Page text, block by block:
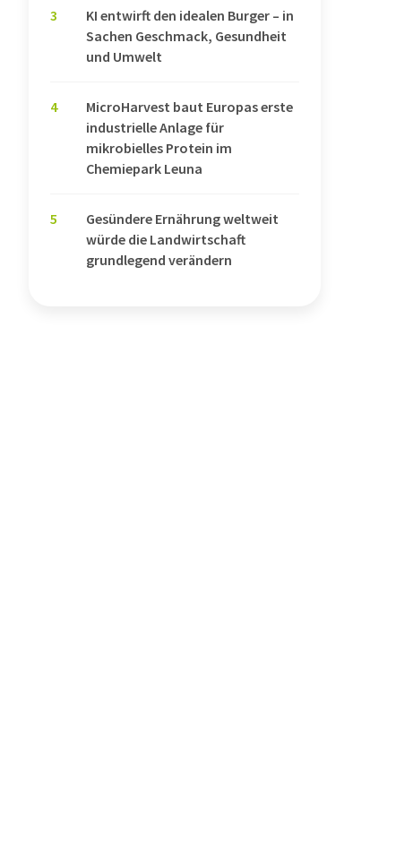
3
KI entwirft den idealen Burger – in
Sachen Geschmack, Gesundheit
und Umwelt
4
MicroHarvest baut Europas erste
industrielle Anlage für
mikrobielles Protein im
Chemiepark Leuna
5
Gesündere Ernährung weltweit
würde die Landwirtschaft
grundlegend verändern